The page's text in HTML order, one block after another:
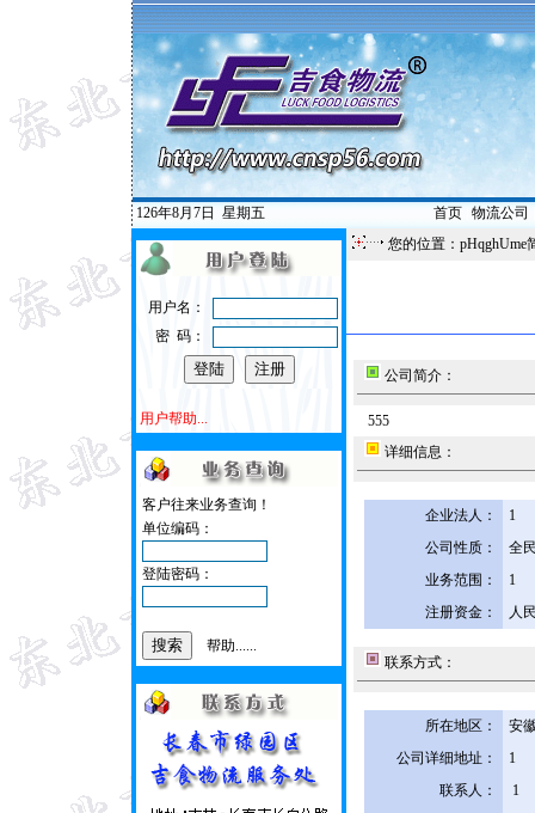
126年8月7日 星期五 首页| 物流公司
用户名：
密 码：
用户帮助...
客户往来业务查询！
单位编码：
登陆密码：
帮助......
您的位置：pHqghUme
公司简介：
555
详细信息：
企业法人：
1
公司性质：
全
业务范围：
1
注册资金：
人
联系方式：
所在地区：
安
公司详细地址：
1
联系人：
1